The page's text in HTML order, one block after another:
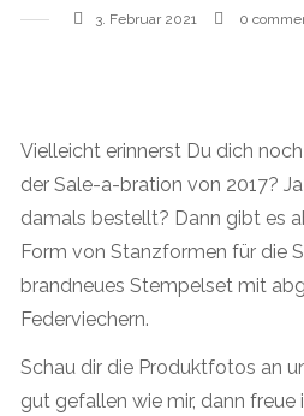
3. Februar 2021 0
Vielleicht erinnerst Du dich
der Sale-a-bration von 2017?
damals bestellt? Dann gibt es
Form von Stanzformen für die
brandneues Stempelset mit
Federviechern.
Schau dir die Produktfotos an
gut gefallen wie mir, dann